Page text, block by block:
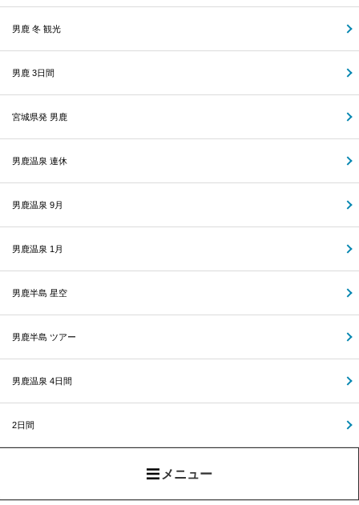
男鹿 冬 観光
男鹿 3日間
宮城県発 男鹿
男鹿温泉 連休
男鹿温泉 9月
男鹿温泉 1月
男鹿半島 星空
男鹿半島 ツアー
男鹿温泉 4日間
2日間
メニュー